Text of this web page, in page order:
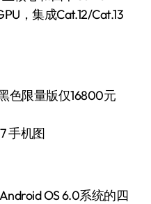
，集成Cat.12/Cat.13
手机图
OS 6.0系统的四